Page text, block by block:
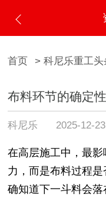
首页 > 科尼乐重工头
布料环节的确定
科尼乐 2025-12-
在高层施工中，最
力，而是布料过程
确知道下一斗料会